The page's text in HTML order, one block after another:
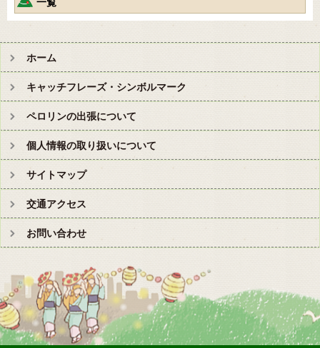
ホーム
キャッチフレーズ・シンボルマーク
ペロリンの出張について
個人情報の取り扱いについて
サイトマップ
交通アクセス
お問い合わせ